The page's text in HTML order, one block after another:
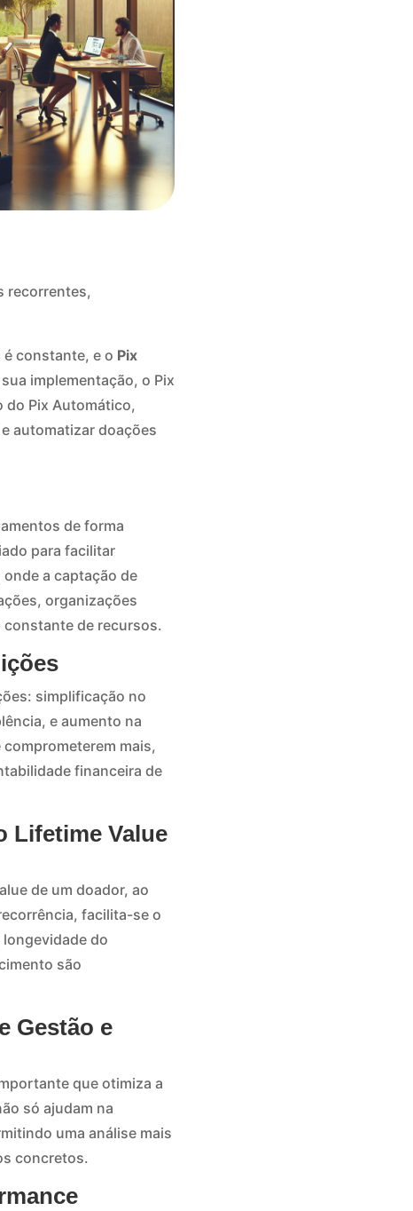
recorrentes,
constante, e o Pix
implementação, o Pix
do Pix Automático,
automatizar doações
de forma
para facilitar
a captação de
organizações
de recursos.
simplificação no
e aumento na
mais,
financeira de
Lifetime Value
de um doador, ao
facilita-se o
do
são
Gestão e
que otimiza a
só ajudam na
uma análise mais
concretos.